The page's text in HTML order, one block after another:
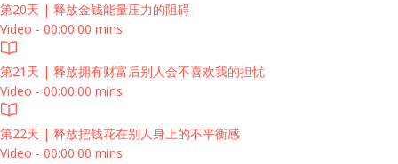
第20天 | 释放金钱能量压力的阻碍
Video - 00:00:00 mins
第21天 | 释放拥有财富后别人会不喜欢我的担忧
Video - 00:00:00 mins
第22天 | 释放把钱花在别人身上的不平衡感
Video - 00:00:00 mins